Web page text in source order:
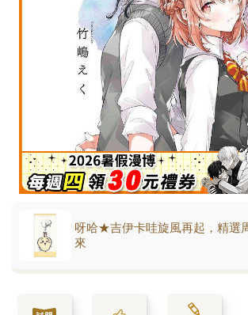
呀哈★吉伊卡哇旋風再起，精選
來